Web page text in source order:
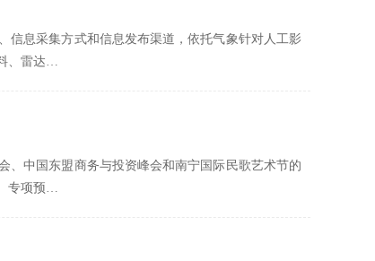
信息采集方式和信息发布渠道，依托气象针对人工影
、雷达…
、中国东盟商务与投资峰会和南宁国际民歌艺术节的
专项预…